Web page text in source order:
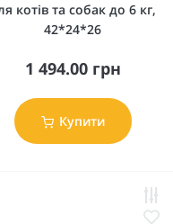
котів та собак до 6 кг,
42*24*26
1 494.00 грн
Купити